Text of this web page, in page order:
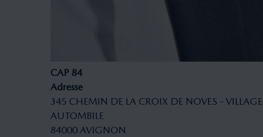
CAP 84
Adresse
345 CHEMIN DE LA CROIX DE NOVES - VILLAGE
AUTOMBILE
84000 AVIGNON